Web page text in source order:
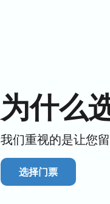
为什么
我们重视的是让您
选择门票